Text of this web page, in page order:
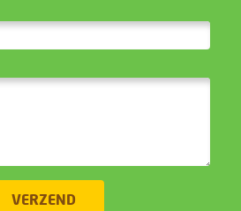
VERZEND